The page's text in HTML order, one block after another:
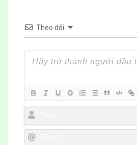
Theo dõi